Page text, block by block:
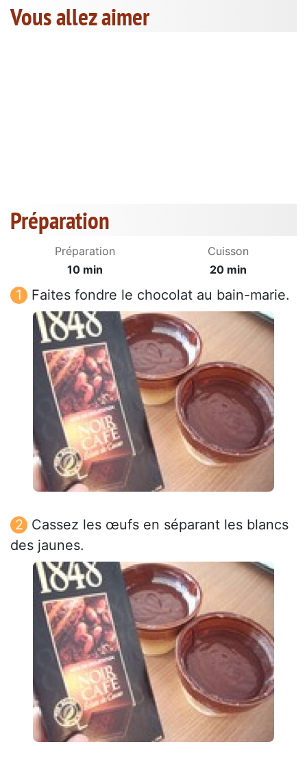
Vous allez aimer
Préparation
Préparation
10 min
Cuisson
20 min
Faites fondre le chocolat au bain-marie.
Cassez les œufs en séparant les blancs
des jaunes.